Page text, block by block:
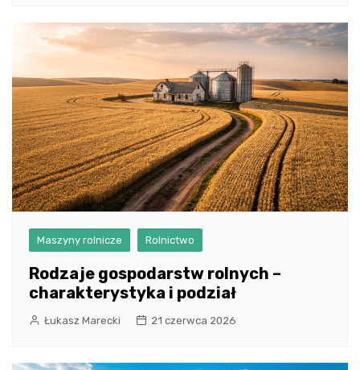
Maszyny rolnicze Rolnictwo
Rodzaje gospodarstw rolnych –
charakterystyka i podział
Łukasz Marecki 21 czerwca 2026